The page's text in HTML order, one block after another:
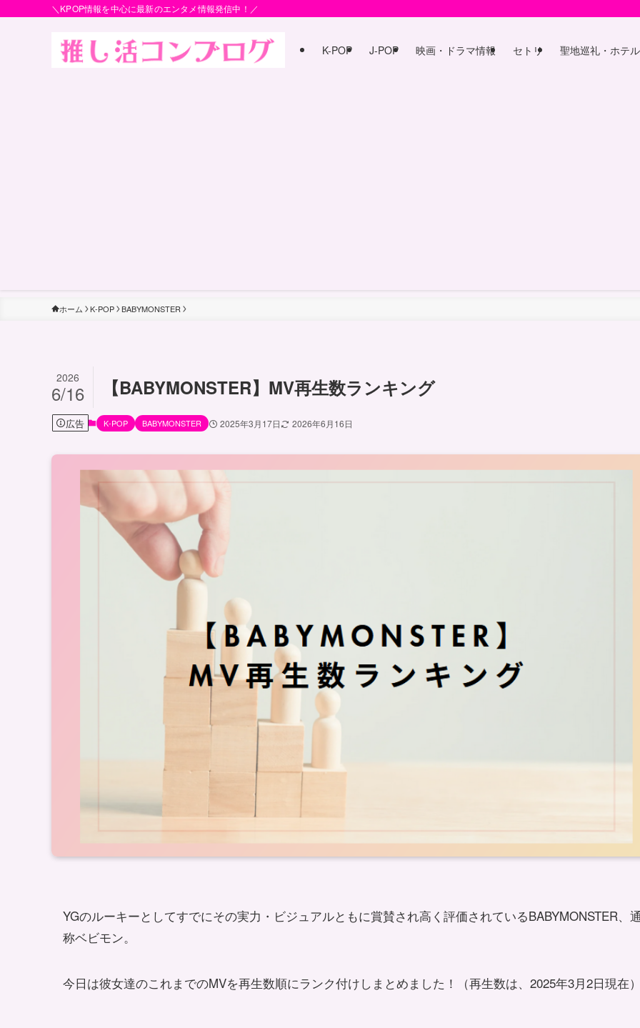
＼KPOP情報を中心に最新のエンタメ情報発信中！／
K-POP J-POP 映画・ドラマ情報 セトリ 聖地巡礼・ホテ
ホーム K-POP BABYMONSTER
【BABYMONSTER】MV再生数ランキング
2026
6/16
広告 K-POP BABYMONSTER 2025年3月17日 2026年6月16日
YGのルーキーとしてすでにその実力・ビジュアルともに賞賛され高く評価されているBABYMONSTER、
称ベビモン。
今日は彼女達のこれまでのMVを再生数順にランク付けしまとめました！（再生数は、2025年3月2日現在